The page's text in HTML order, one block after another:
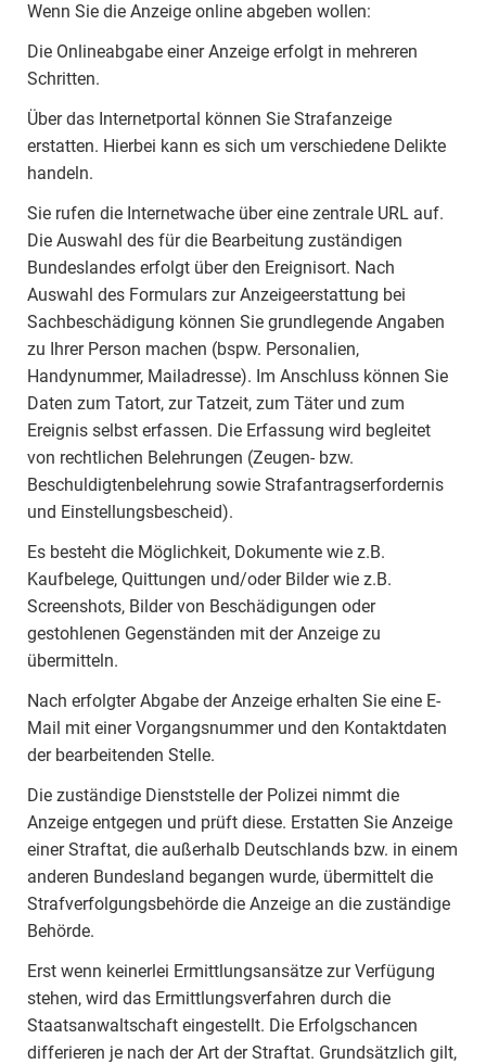
Wenn Sie die Anzeige online abgeben wollen:
Die Onlineabgabe einer Anzeige erfolgt in mehreren
Schritten.
Über das Internetportal können Sie Strafanzeige
erstatten. Hierbei kann es sich um verschiedene Delikte
handeln.
Sie rufen die Internetwache über eine zentrale URL auf.
Die Auswahl des für die Bearbeitung zuständigen
Bundeslandes erfolgt über den Ereignisort. Nach
Auswahl des Formulars zur Anzeigeerstattung bei
Sachbeschädigung können Sie grundlegende Angaben
zu Ihrer Person machen (bspw. Personalien,
Handynummer, Mailadresse). Im Anschluss können Sie
Daten zum Tatort, zur Tatzeit, zum Täter und zum
Ereignis selbst erfassen. Die Erfassung wird begleitet
von rechtlichen Belehrungen (Zeugen- bzw.
Beschuldigtenbelehrung sowie Strafantragserfordernis
und Einstellungsbescheid).
Es besteht die Möglichkeit, Dokumente wie z.B.
Kaufbelege, Quittungen und/oder Bilder wie z.B.
Screenshots, Bilder von Beschädigungen oder
gestohlenen Gegenständen mit der Anzeige zu
übermitteln.
Nach erfolgter Abgabe der Anzeige erhalten Sie eine E-
Mail mit einer Vorgangsnummer und den Kontaktdaten
der bearbeitenden Stelle.
Die zuständige Dienststelle der Polizei nimmt die
Anzeige entgegen und prüft diese. Erstatten Sie Anzeige
einer Straftat, die außerhalb Deutschlands bzw. in einem
anderen Bundesland begangen wurde, übermittelt die
Strafverfolgungsbehörde die Anzeige an die zuständige
Behörde.
Erst wenn keinerlei Ermittlungsansätze zur Verfügung
stehen, wird das Ermittlungsverfahren durch die
Staatsanwaltschaft eingestellt. Die Erfolgschancen
differieren je nach der Art der Straftat. Grundsätzlich gilt,